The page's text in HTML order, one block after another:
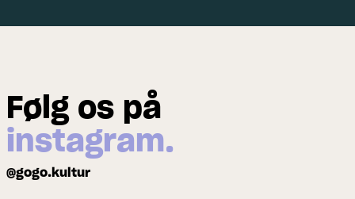
Følg os på
instagram.
@gogo.kultur